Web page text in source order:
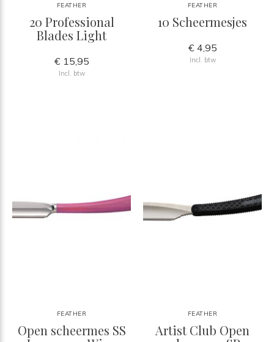
FEATHER
20 Professional
Blades Light
€ 15,95
Incl. btw
FEATHER
10 Scheermesjes
€ 4,95
Incl. btw
FEATHER
Open scheermes SS
FEATHER
Artist Club Open